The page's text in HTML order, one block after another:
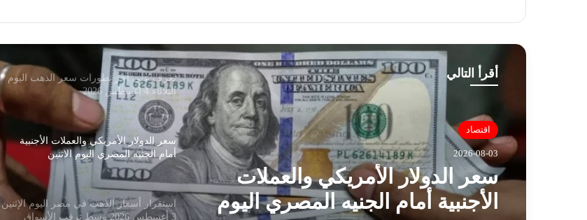
أقرأ التالي
اقتصاد
2026-08-03
سعر الدولار الأمريكي والعملات
الأجنبية أمام الجنيه المصري اليوم
تعرف على آخر تطورات سعر الذهب اليوم
الثلاثاء 4 أغسطس 2026
سعر الدولار الأمريكي والعملات الأجنبية
أمام الجنيه المصري اليوم الاثنين
استقرار أسعار الذهب في مصر اليوم الإثنين
3 أغسطس 2026 وسط ترقب الأسواق